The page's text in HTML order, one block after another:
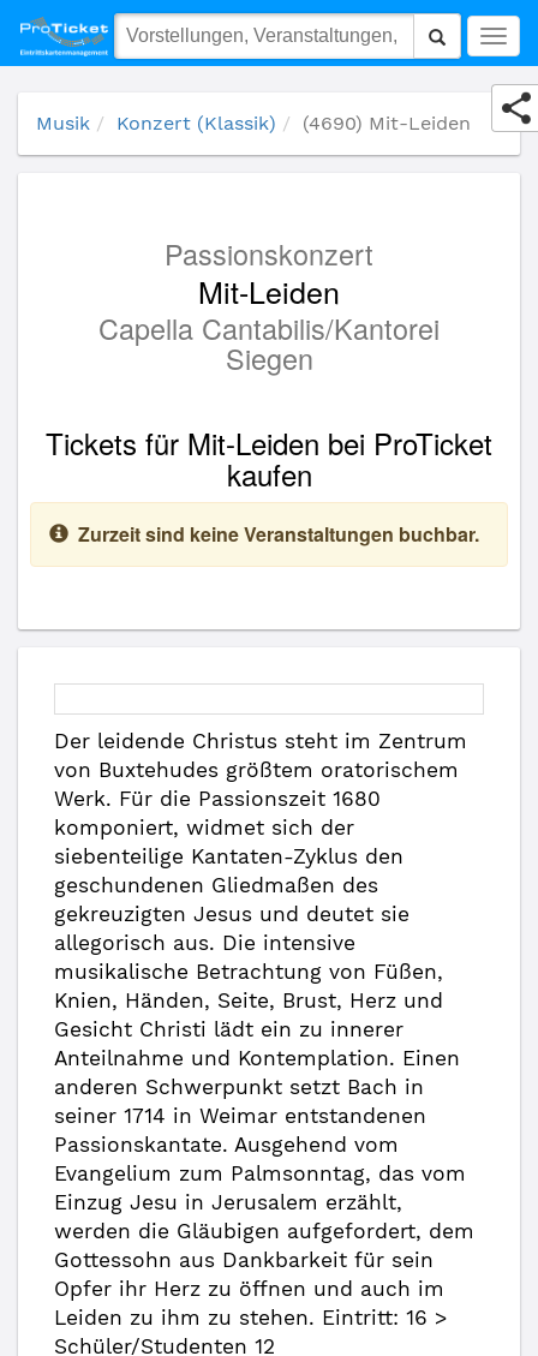
(4690) Mit-Leiden
Musik Konzert (Klassik) (4690) Mit-Leiden
Passionskonzert
Mit-Leiden
Capella Cantabilis/Kantorei
Siegen
Tickets für Mit-Leiden bei ProTicket
kaufen
Zurzeit sind keine Veranstaltungen buchbar.
Der leidende Christus steht im Zentrum
von Buxtehudes größtem oratorischem
Werk. Für die Passionszeit 1680
komponiert, widmet sich der
siebenteilige Kantaten-Zyklus den
geschundenen Gliedmaßen des
gekreuzigten Jesus und deutet sie
allegorisch aus. Die intensive
musikalische Betrachtung von Füßen,
Knien, Händen, Seite, Brust, Herz und
Gesicht Christi lädt ein zu innerer
Anteilnahme und Kontemplation. Einen
anderen Schwerpunkt setzt Bach in
seiner 1714 in Weimar entstandenen
Passionskantate. Ausgehend vom
Evangelium zum Palmsonntag, das vom
Einzug Jesu in Jerusalem erzählt,
werden die Gläubigen aufgefordert, dem
Gottessohn aus Dankbarkeit für sein
Opfer ihr Herz zu öffnen und auch im
Leiden zu ihm zu stehen. Eintritt: 16 >
Schüler/Studenten 12